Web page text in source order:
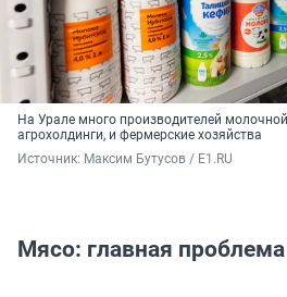
На Урале много производителей
агрохолдинги, и фермерские хозяйства
Источник: Максим Бутусов / E1.RU
Мясо: главная